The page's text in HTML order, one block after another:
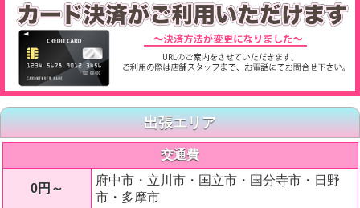
出張エリア
交通費
0円～
府中市・立川市・国立市・国分寺市・日野
市・多摩市